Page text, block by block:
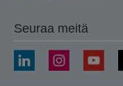
Seuraa meitä